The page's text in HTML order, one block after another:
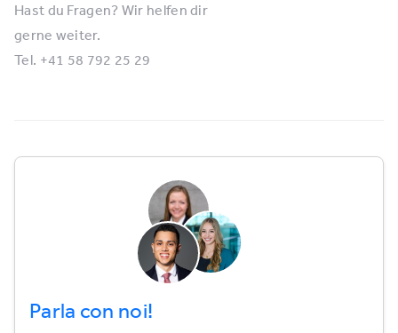
Hast du Fragen? Wir helfen dir
gerne weiter.
Tel. +41 58 792 25 29
Parla con noi!